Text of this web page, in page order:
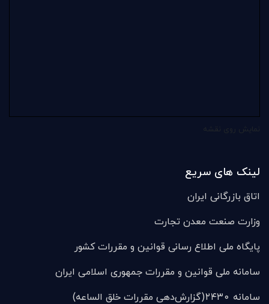
لینک های سریع
اتاق بازرگانی ایران
وزارت صنعت معدن تجارت
پایگاه ملی اطلاع رسانی قوانین و مقررات کشور
سامانه ملی قوانين و مقررات جمهوری اسلامی ایران
سامانه ۲۴۳۰(گزارش‌دهی مقررات خلق الساعه)